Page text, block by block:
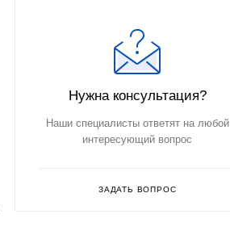
Нужна консультация?
Наши специалисты ответят на любой
интересующий вопрос
ЗАДАТЬ ВОПРОС